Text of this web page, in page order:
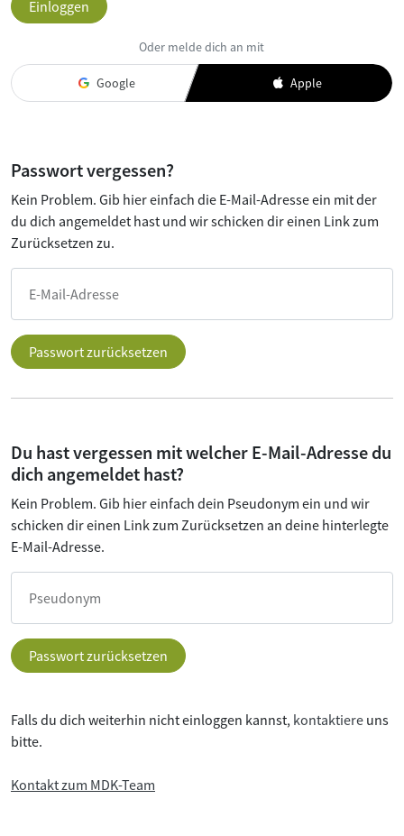
Oder melde dich an mit
Google Apple
Passwort vergessen?
Kein Problem. Gib hier einfach die E-Mail-Adresse ein mit der
du dich angemeldet hast und wir schicken dir einen Link zum
Zurücksetzen zu.
E-Mail-Adresse
Du hast vergessen mit welcher E-Mail-Adresse du
dich angemeldet hast?
Kein Problem. Gib hier einfach dein Pseudonym ein und wir
schicken dir einen Link zum Zurücksetzen an deine hinterlegte
E-Mail-Adresse.
Pseudonym
Falls du dich weiterhin nicht einloggen kannst, kontaktiere uns
bitte.
Kontakt zum MDK-Team